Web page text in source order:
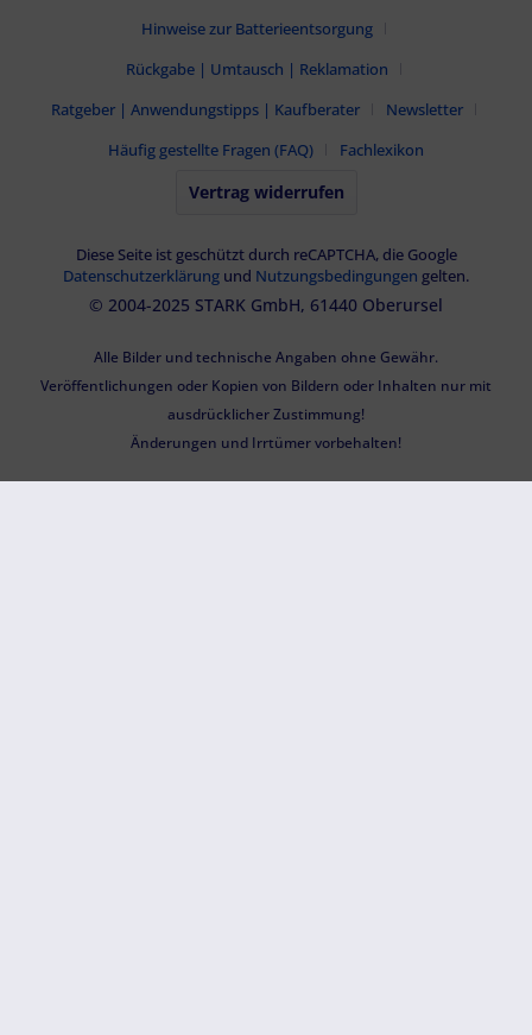
Hinweise zur Batterieentsorgung
Rückgabe | Umtausch | Reklamation
Ratgeber | Anwendungstipps | Kaufberater
Newsletter
Häufig gestellte Fragen (FAQ)
Fachlexikon
Vertrag widerrufen
Diese Seite ist geschützt durch reCAPTCHA, die Google
Datenschutzerklärung und Nutzungsbedingungen gelten.
© 2004-2025 STARK GmbH, 61440 Oberursel
Alle Bilder und technische Angaben ohne Gewähr.
Veröffentlichungen oder Kopien von Bildern oder Inhalten nur mit
ausdrücklicher Zustimmung!
Änderungen und Irrtümer vorbehalten!